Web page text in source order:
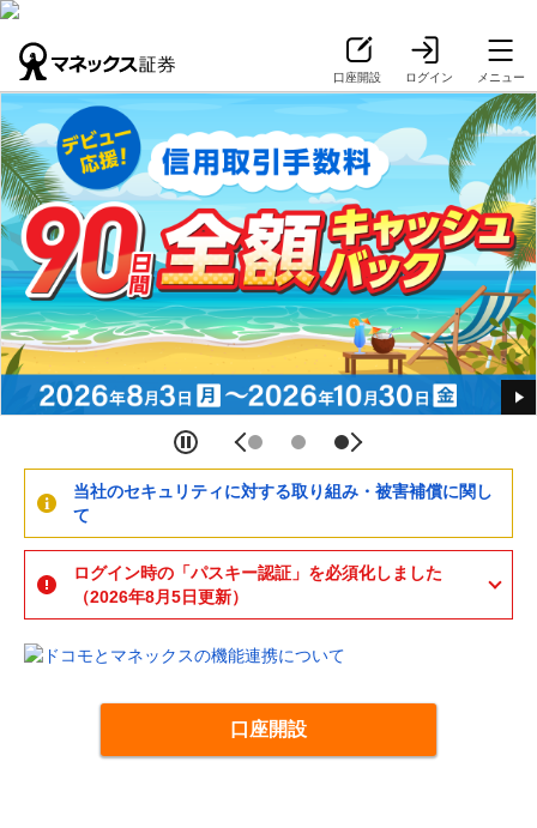
口座開設 ログイン メニュー
当社のセキュリティに対する取り組み・被害補償に関し
て
ログイン時の「パスキー認証」を必須化しました
（2026年8月5日更新）
口座開設